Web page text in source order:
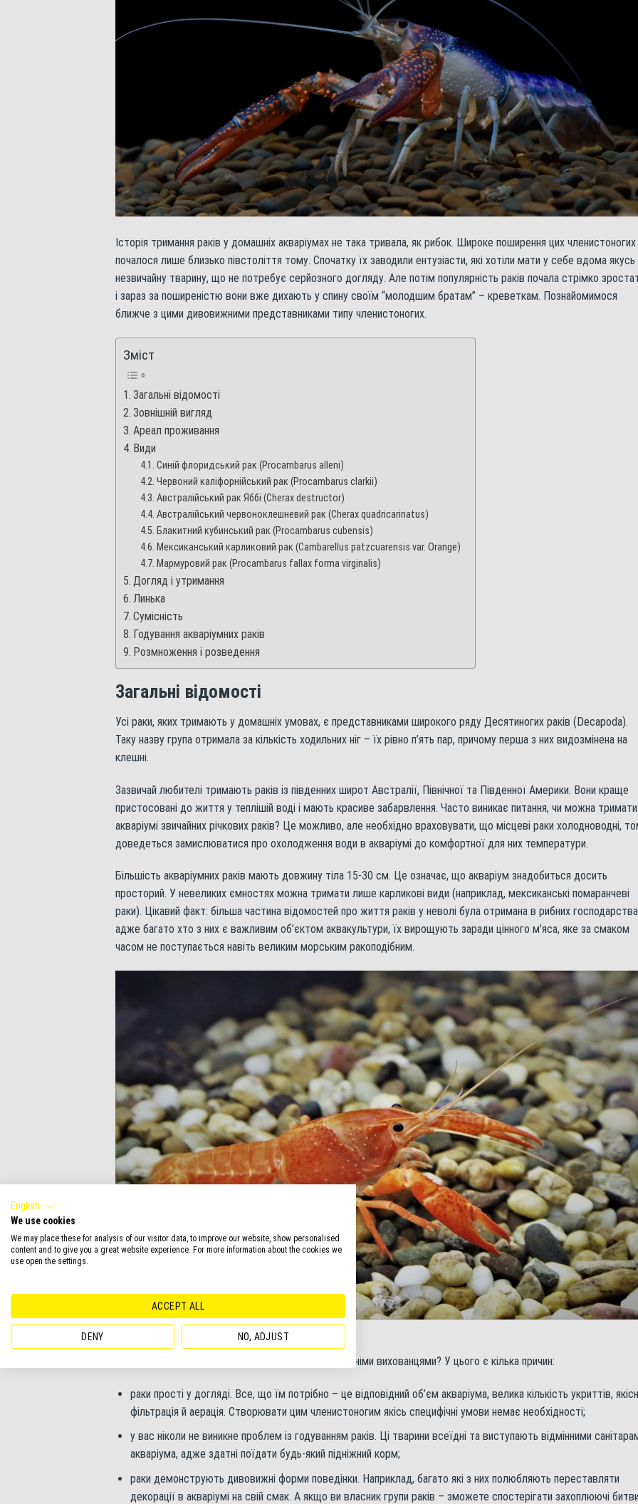
Історія тримання раків у домашніх акваріумах не така тривала, як рибок. Широке поширення цих членистоногих
почалося лише близько півстоліття тому. Спочатку їх заводили ентузіасти, які хотіли мати у себе вдома якусь
незвичайну тварину, що не потребує серйозного догляду. Але потім популярність раків почала стрімко
і зараз за поширеністю вони вже дихають у спину своїм “молодшим братам” – креветкам. Познайомимося
ближче з цими дивовижними представниками типу членистоногих.
Зміст
Загальні відомості
Зовнішній вигляд
Ареал проживання
Види
Синій флоридський рак (Procambarus alleni)
Червоний каліфорнійський рак (Procambarus clarkii)
Австралійський рак Яббі (Cherax destructor)
Австралійський червоноклешневий рак (Cherax quadricarinatus)
Блакитний кубинський рак (Procambarus cubensis)
Мексиканський карликовий рак (Cambarellus patzcuarensis var. Orange)
Мармуровий рак (Procambarus fallax forma virginalis)
Догляд і утримання
Линька
Сумісність
Годування акваріумних раків
Розмноження і розведення
Загальні відомості
Усі раки, яких тримають у домашніх умовах, є представниками широкого ряду Десятиногих раків (Decapoda).
Таку назву група отримала за кількість ходильних ніг – їх рівно п’ять пар, причому перша з них видозмінена на
клешні.
Зазвичай любителі тримають раків із південних широт Австралії, Північної та Південної Америки. Вони краще
пристосовані до життя у теплішій воді і мають красиве забарвлення. Часто виникає питання, чи можна
акваріумі звичайних річкових раків? Це можливо, але необхідно враховувати, що місцеві раки холодноводні,
доведеться замислюватися про охолодження води в акваріумі до комфортної для них температури.
Більшість акваріумних раків мають довжину тіла 15-30 см. Це означає, що акваріум знадобиться досить
просторий. У невеликих ємностях можна тримати лише карликові види (наприклад, мексиканські помаранчеві
раки). Цікавий факт: більша частина відомостей про життя раків у неволі була отримана в рибних
адже багато хто з них є важливим об’єктом аквакультури, їх вирощують заради цінного м’яса, яке за смаком
часом не поступається навіть великим морським ракоподібним.
Акваріумні раки часто яскраво забарвлені
Чому ж раки все частіше стають бажаними домашніми вихованцями? У цього є кілька причин:
раки прості у догляді. Все, що їм потрібно – це відповідний об’єм акваріума, велика кількість укриттів,
фільтрація й аерація. Створювати цим членистоногим якісь специфічні умови немає необхідності;
у вас ніколи не виникне проблем із годуванням раків. Ці тварини всеїдні та виступають відмінними
акваріума, адже здатні поїдати будь-який підніжний корм;
раки демонструють дивовижні форми поведінки. Наприклад, багато які з них полюбляють переставляти
декорації в акваріумі на свій смак. А якщо ви власник групи раків – зможете спостерігати захоплюючі битви
English
We use cookies
We may place these for analysis of our visitor data, to improve our website, show personalised
content and to give you a great website experience. For more information about the cookies we
use open the settings.
ACCEPT ALL
DENY NO, ADJUST